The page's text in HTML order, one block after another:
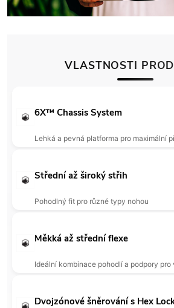
VLASTNOSTI
6X™ Chassis System
Lehká a pevná platforma pro maximální
Střední až široký střih
Pohodlný fit pro různé typy nohou
Měkká až střední flexe
Ideální kombinace pohodlí a podpory pro
Dvojzónové šněrování s Hex